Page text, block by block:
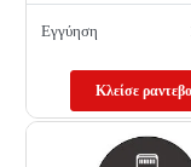
Εγγύηση
Κλείσε